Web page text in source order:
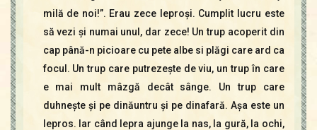
milă de noi!”. Erau zece leproşi. Cumplit lucru este
să vezi şi numai unul, dar zece! Un trup acoperit din
cap până-n picioare cu pete albe si plăgi care ard ca
focul. Un trup care putrezeşte de viu, un trup în care
e mai mult mâzgă decât sânge. Un trup care
duhneşte şi pe dinăuntru şi pe dinafară. Aşa este un
lepros. Iar când lepra ajunge la nas, la gură, la ochi,